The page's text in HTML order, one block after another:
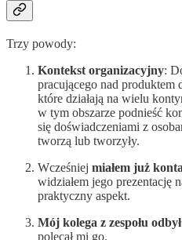
Trzy powody:
Kontekst organizacyjny:
pracującego nad produktem
które działają na wielu
w tym obszarze podnieść
się doświadczeniami z
tworzą lub tworzyły.
Wcześniej miałem już
widziałem jego prezentację
praktyczny aspekt.
Mój kolega z zespołu
polecał mi go.